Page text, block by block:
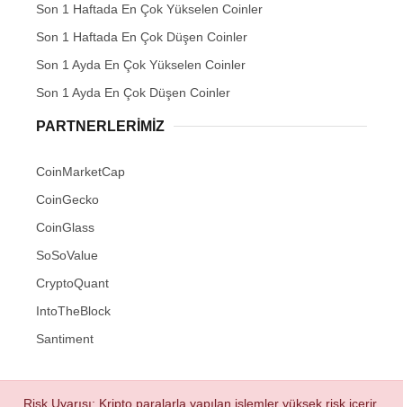
Son 1 Haftada En Çok Yükselen Coinler
Son 1 Haftada En Çok Düşen Coinler
Son 1 Ayda En Çok Yükselen Coinler
Son 1 Ayda En Çok Düşen Coinler
PARTNERLERIMIZ
CoinMarketCap
CoinGecko
CoinGlass
SoSoValue
CryptoQuant
IntoTheBlock
Santiment
Risk Uyarısı: Kripto paralarla yapılan işlemler yüksek risk içerir.